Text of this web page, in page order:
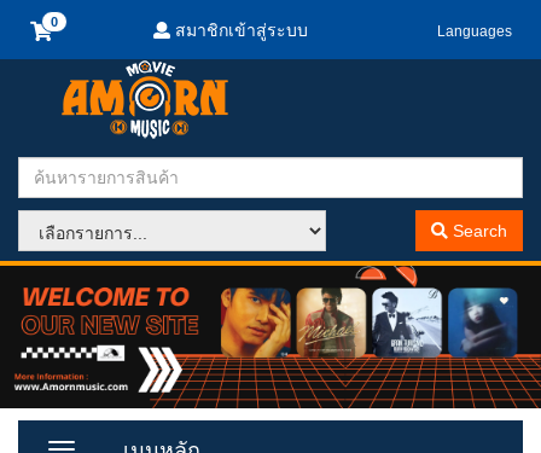
สมาชิกเข้าสู่ระบบ Languages
Search